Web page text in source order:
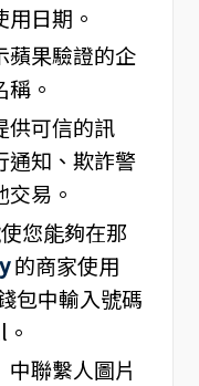
日期。
蘋果驗證的企
。
供可信的訊
通知、欺詐警
易。
您能夠在那
的商家使用
包中輸入號碼
聯繫人圖片